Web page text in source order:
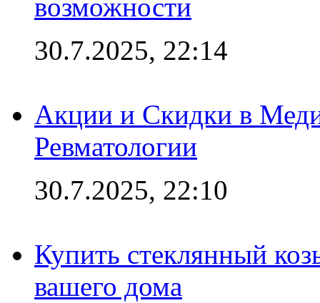
возможности
30.7.2025, 22:14
Акции и Скидки в
Ревматологии
30.7.2025, 22:10
Купить стеклянный
вашего дома